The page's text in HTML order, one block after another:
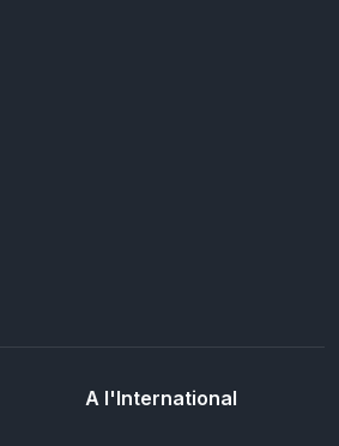
A l'International